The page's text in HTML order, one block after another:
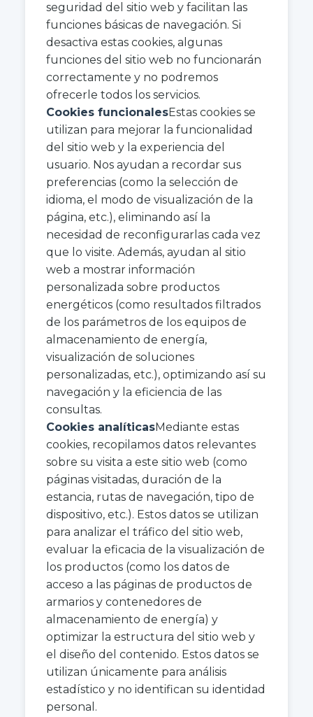
seguridad del sitio web y facilitan las
funciones básicas de navegación. Si
desactiva estas cookies, algunas
funciones del sitio web no funcionarán
correctamente y no podremos
ofrecerle todos los servicios.
Cookies funcionalesEstas cookies se
utilizan para mejorar la funcionalidad
del sitio web y la experiencia del
usuario. Nos ayudan a recordar sus
preferencias (como la selección de
idioma, el modo de visualización de la
página, etc.), eliminando así la
necesidad de reconfigurarlas cada vez
que lo visite. Además, ayudan al sitio
web a mostrar información
personalizada sobre productos
energéticos (como resultados filtrados
de los parámetros de los equipos de
almacenamiento de energía,
visualización de soluciones
personalizadas, etc.), optimizando así su
navegación y la eficiencia de las
consultas.
Cookies analíticasMediante estas
cookies, recopilamos datos relevantes
sobre su visita a este sitio web (como
páginas visitadas, duración de la
estancia, rutas de navegación, tipo de
dispositivo, etc.). Estos datos se utilizan
para analizar el tráfico del sitio web,
evaluar la eficacia de la visualización de
los productos (como los datos de
acceso a las páginas de productos de
armarios y contenedores de
almacenamiento de energía) y
optimizar la estructura del sitio web y
el diseño del contenido. Estos datos se
utilizan únicamente para análisis
estadístico y no identifican su identidad
personal.